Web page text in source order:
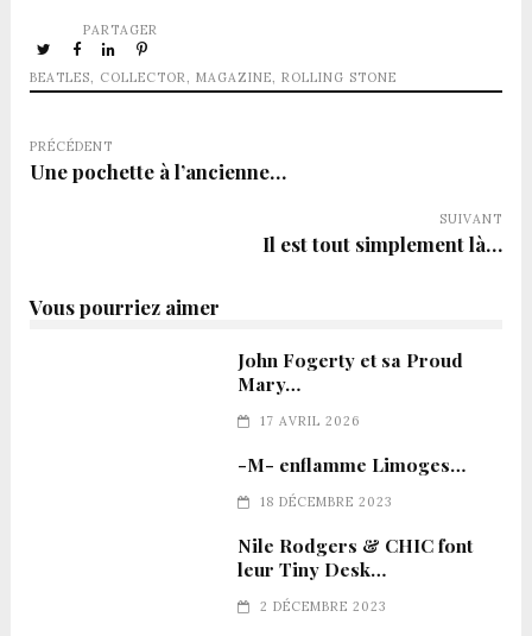
BEATLES, COLLECTOR, MAGAZINE, ROLLING STONE
PARTAGER
PRÉCÉDENT
Une pochette à l’ancienne…
SUIVANT
Il est tout simplement là…
Vous pourriez aimer
John Fogerty et sa Proud
Mary…
17 AVRIL 2026
-M- enflamme Limoges…
18 DÉCEMBRE 2023
Nile Rodgers & CHIC font
leur Tiny Desk…
2 DÉCEMBRE 2023